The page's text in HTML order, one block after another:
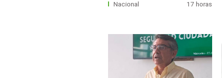
Nacional 17 horas